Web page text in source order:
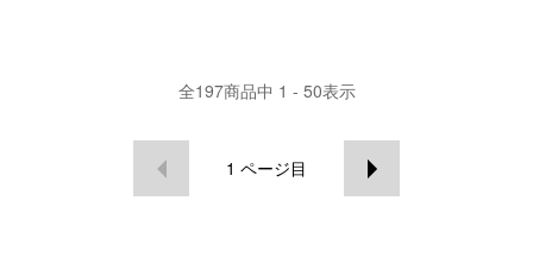
全197商品中 1 - 50表示
1 ページ目